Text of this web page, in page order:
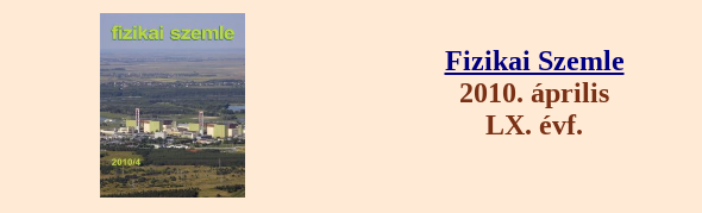
Fizikai Szemle
2010. április
LX. évf.